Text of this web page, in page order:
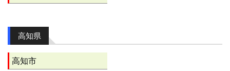
高知県
高知市